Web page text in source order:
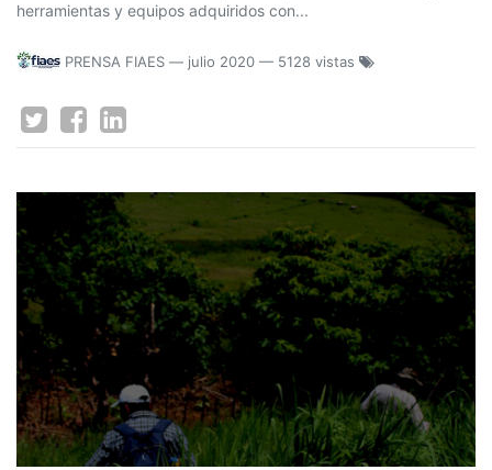
herramientas y equipos adquiridos con...
PRENSA FIAES — julio 2020 — 5128 vistas